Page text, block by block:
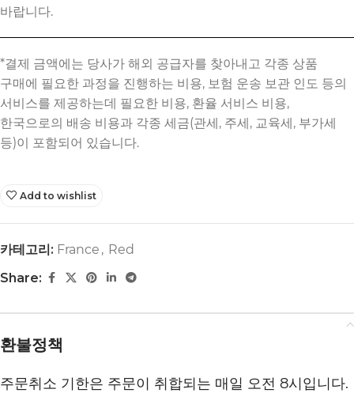
바랍니다.
Add to wishlist
카테고리: France , Red
Share:
환불정책
주문취소 기한은 주문이 취합되는 매일 오전 8시입니다.